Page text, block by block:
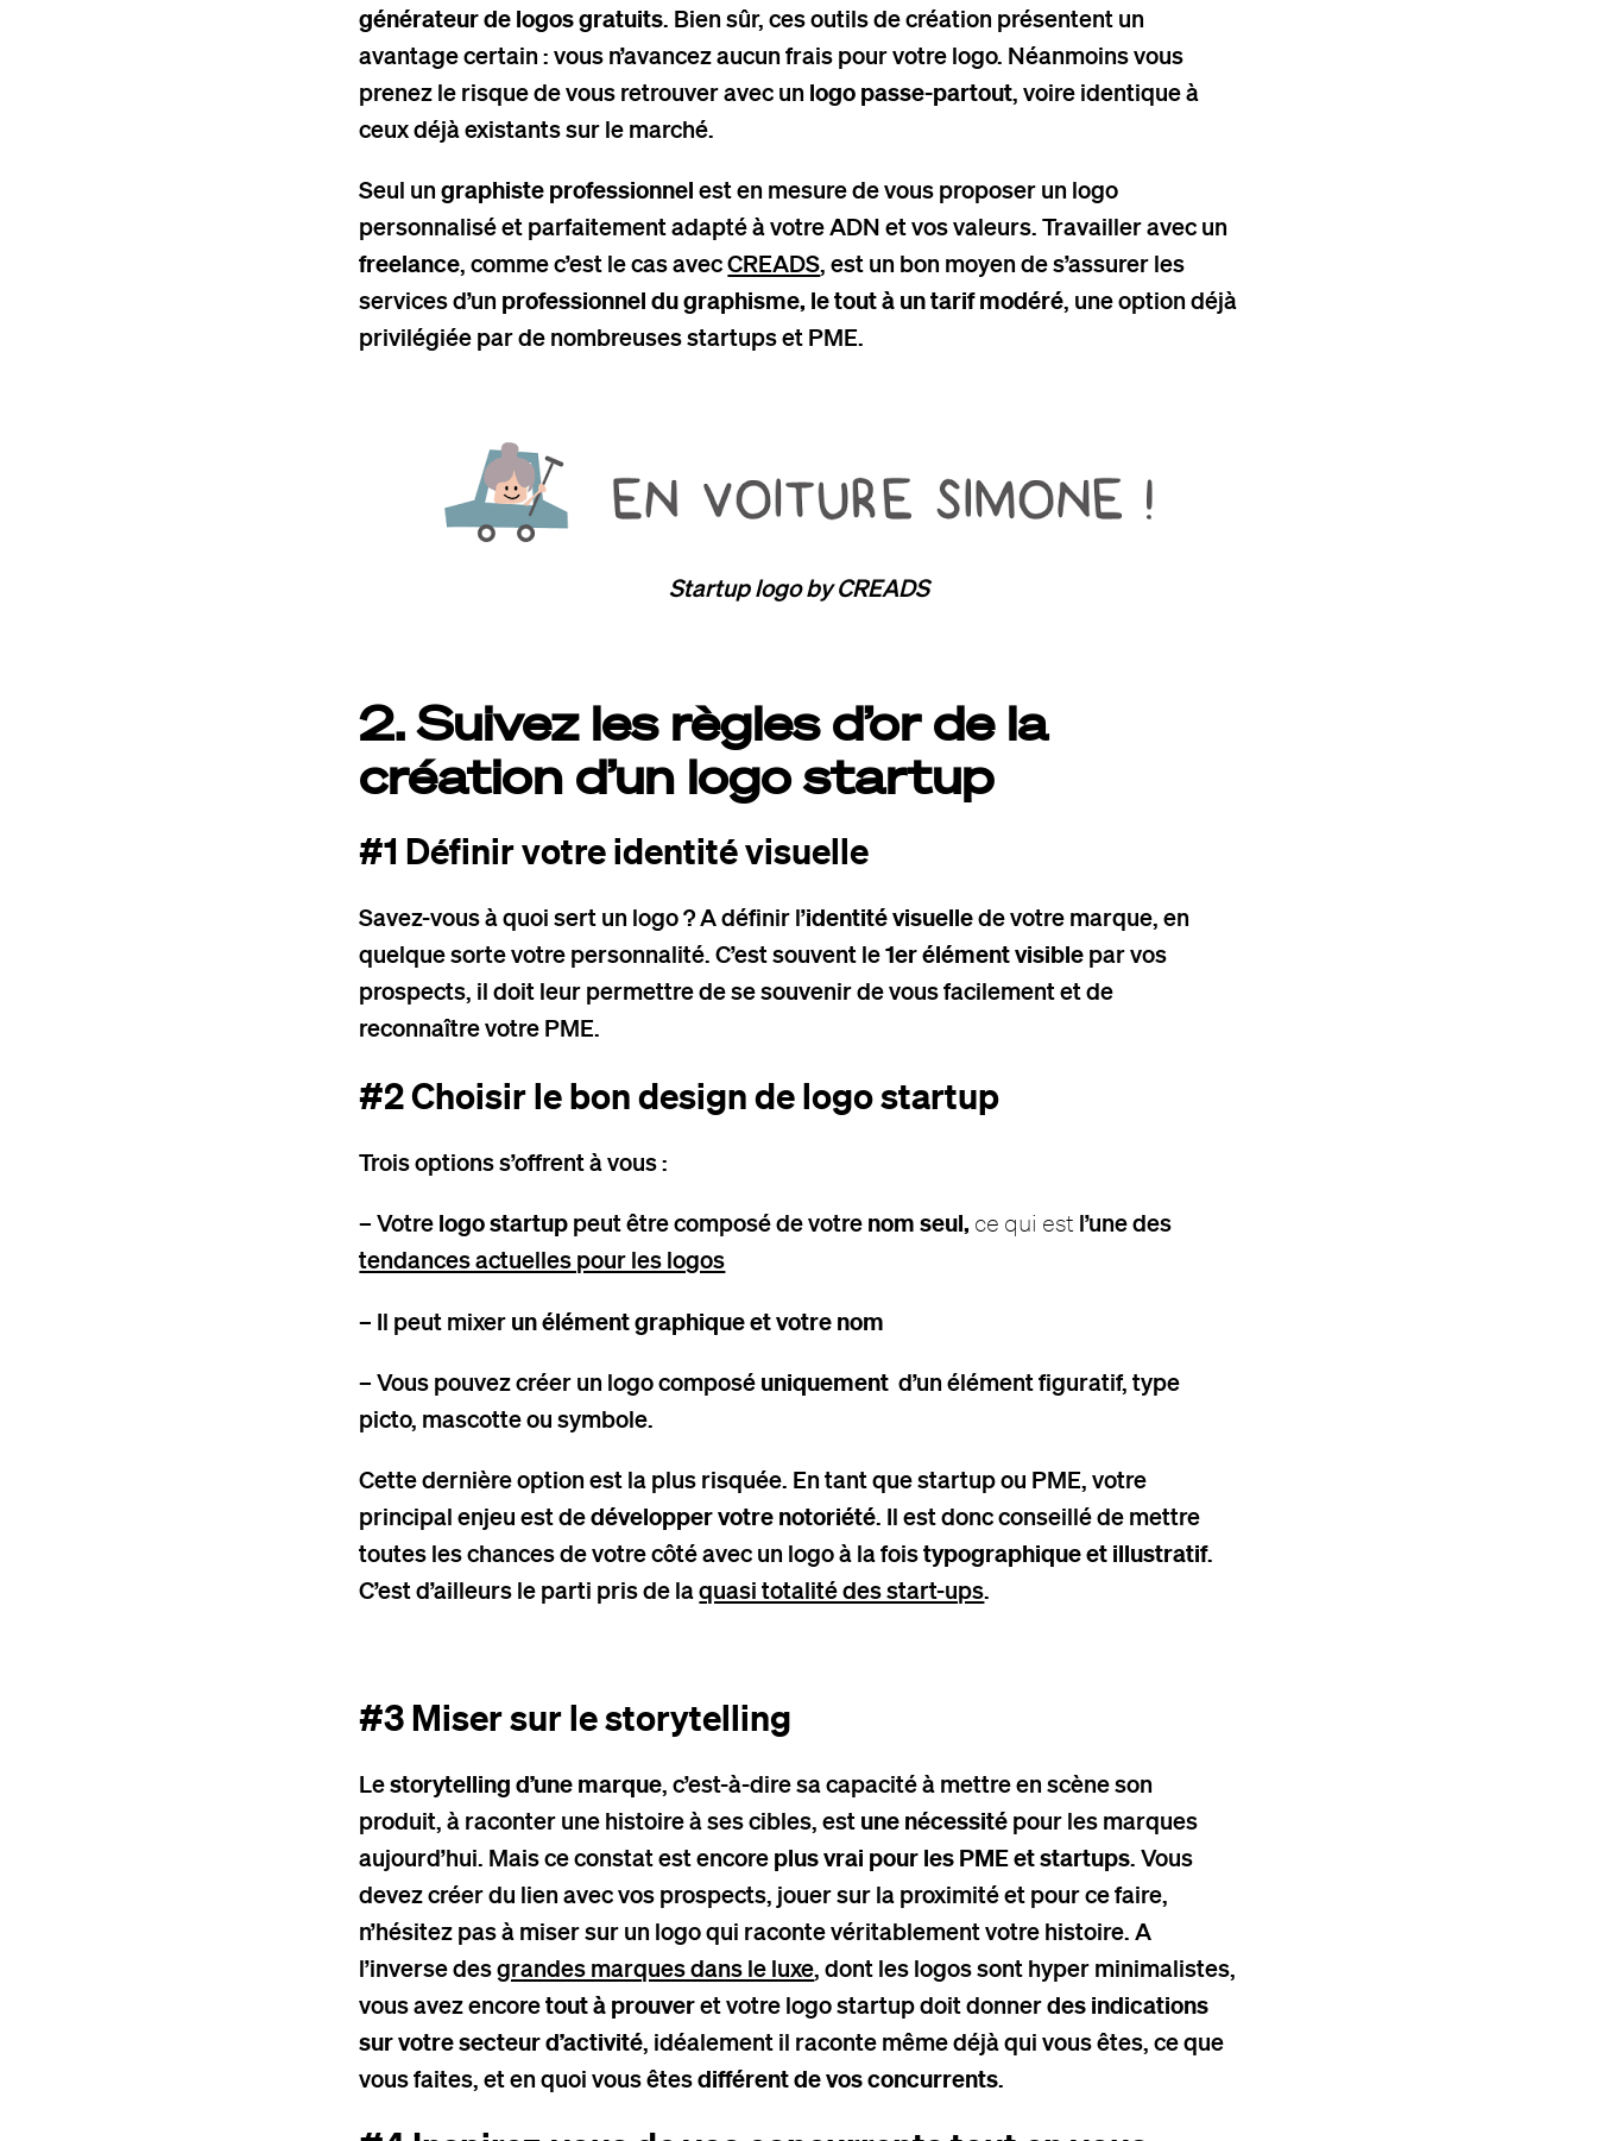
générateur de logos gratuits. Bien sûr, ces outils de création présentent un
avantage certain : vous n’avancez aucun frais pour votre logo. Néanmoins vous
prenez le risque de vous retrouver avec un logo passe-partout, voire identique à
ceux déjà existants sur le marché.
Seul ungraphiste professionnel est en mesure de vous proposer un logo
personnalisé et parfaitement adapté à votre ADN et vos valeurs. Travailler avec un
freelance, comme c’est le cas avecCREADS, est un bon moyen de s’assurer les
services d’un professionnel du graphisme, le tout à un tarif modéré, une option déjà
privilégiée par de nombreuses startups et PME.
Startup logo by CREADS
2. Suivez les règles d’or de la
création d’un logo startup
#1 Définir votre identité visuelle
Savez-vous à quoi sert un logo ? A définir l’identité visuellede votre marque, en
quelque sorte votre personnalité. C’est souvent le1er élément visible par vos
prospects, il doit leur permettre de se souvenir de vous facilement et de
reconnaître votre PME.
#2 Choisir le bon design de logo startup
Trois options s’offrent à vous :
– Votre logo startup peut être composé de votre nom seul, ce qui est l’une des
tendances actuelles pour les logos
– Il peut mixer un élément graphique et votre nom
– Vous pouvez créer un logo composé uniquement d’un élément figuratif, type
picto, mascotte ou symbole.
Cette dernière option est la plus risquée. En tant que startup ou PME, votre
principal enjeu est dedévelopper votre notoriété. Il est donc conseillé de mettre
toutes les chances de votre côté avec un logo à la foistypographique et illustratif.
C’est d’ailleurs le parti pris de laquasi totalité des start-ups.
#3 Miser sur le storytelling
Lestorytelling d’une marque, c’est-à-dire sa capacité à mettre en scène son
produit, à raconter une histoire à ses cibles, est une nécessité pour les marques
aujourd’hui. Mais ce constat est encore plus vrai pour les PME et startups. Vous
devez créer du lien avec vos prospects, jouer sur la proximité et pour ce faire,
n’hésitez pas à miser sur un logo qui raconte véritablement votre histoire. A
l’inverse desgrandes marques dans le luxe, dont les logos sont hyper minimalistes,
vous avez encoretout à prouveret votre logo startup doit donnerdes indications
sur votre secteur d’activité, idéalement il raconte même déjà qui vous êtes, ce que
vous faites, et en quoi vous êtesdifférent de vos concurrents.